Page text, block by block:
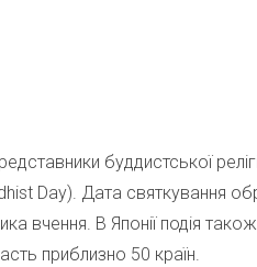
буддистської
Day). Дата святкування
вчення. В Японії подія
приблизно 50 країн.